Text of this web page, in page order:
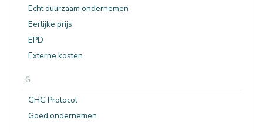
Echt duurzaam ondernemen
Eerlijke prijs
EPD
Externe kosten
G
GHG Protocol
Goed ondernemen